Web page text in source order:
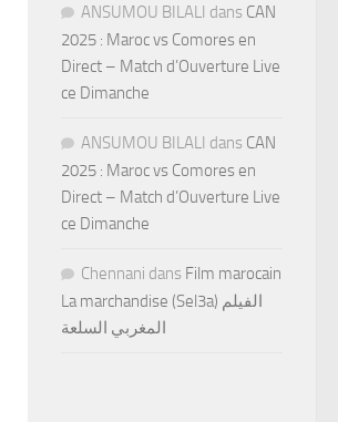
ANSUMOU BILALI dans CAN
2025 : Maroc vs Comores en
Direct – Match d’Ouverture Live
ce Dimanche
ANSUMOU BILALI dans CAN
2025 : Maroc vs Comores en
Direct – Match d’Ouverture Live
ce Dimanche
Chennani dans Film marocain
La marchandise (Sel3a) الفيلم
المغربي السلعة